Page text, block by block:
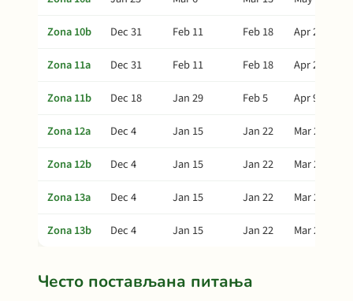
Zona 10b
Dec 31 Feb 11 Feb 18
Apr 22
Zona 11a
Dec 31 Feb 11 Feb 18
Apr 22
Zona 11b
Dec 18 Jan 29 Feb 5
Apr 9
Zona 12a
Dec 4 Jan 15 Jan 22
Mar 26
Zona 12b
Dec 4 Jan 15 Jan 22
Mar 26
Zona 13a
Dec 4 Jan 15 Jan 22
Mar 26
Zona 13b
Dec 4 Jan 15 Jan 22 Mar 26
Често постављана питања